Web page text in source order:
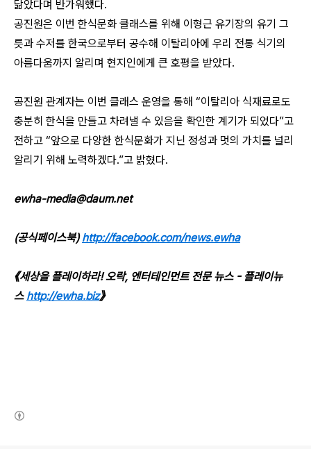
닮았다며 반가워했다.
공진원은 이번 한식문화 클래스를 위해 이형근 유기장의 유기 그
릇과 수저를 한국으로부터 공수해 이탈리아에 우리 전통 식기의
아름다움까지 알리며 현지인에게 큰 호평을 받았다.
공진원 관계자는 이번 클래스 운영을 통해 “이탈리아 식재료로도
충분히 한식을 만들고 차려낼 수 있음을 확인한 계기가 되었다”고
전하고 “앞으로 다양한 한식문화가 지닌 정성과 멋의 가치를 널리
알리기 위해 노력하겠다.”고 밝혔다.
ewha-media@daum.net
(공식페이스북)http://facebook.com/news.ewha
《세상을 플레이하라! 오락, 엔터테인먼트 전문 뉴스 - 플레이뉴
스 http://ewha.biz》